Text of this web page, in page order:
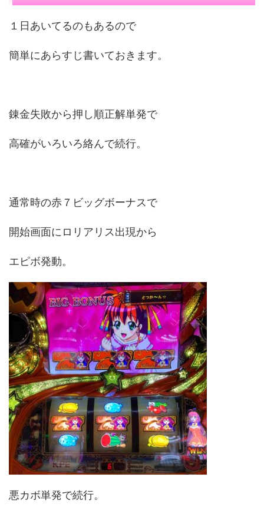
１日あいてるのもあるので
簡単にあらすじ書いておきます。
錬金失敗から押し順正解単発で
高確がいろいろ絡んで続行。
通常時の赤７ビッグボーナスで
開始画面にロリアリス出現から
エピボ発動。
悪カボ単発で続行。